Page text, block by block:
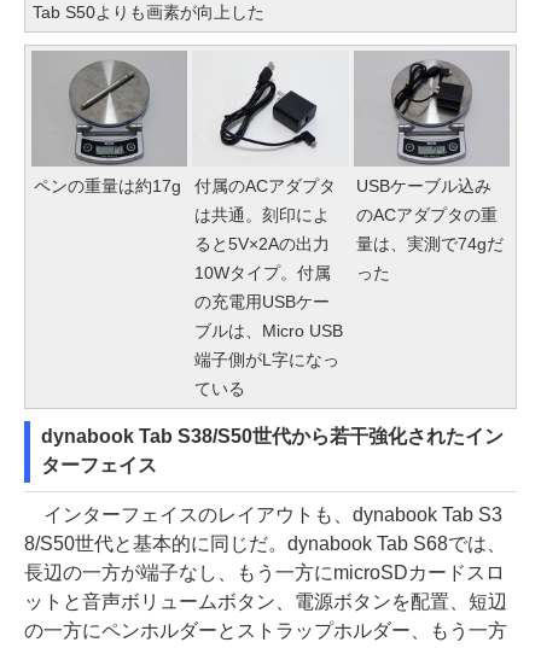
Tab S50よりも画素が向上した
ペンの重量は約17g
付属のACアダプタ
は共通。刻印によ
ると5V×2Aの出力
10Wタイプ。付属
の充電用USBケー
ブルは、Micro USB
端子側がL字になっ
ている
USBケーブル込み
のACアダプタの重
量は、実測で74gだ
った
dynabook Tab S38/S50世代から若干強化されたイン
ターフェイス
インターフェイスのレイアウトも、dynabook Tab S3
8/S50世代と基本的に同じだ。dynabook Tab S68では、
長辺の一方が端子なし、もう一方にmicroSDカードスロ
ットと音声ボリュームボタン、電源ボタンを配置、短辺
の一方にペンホルダーとストラップホルダー、もう一方